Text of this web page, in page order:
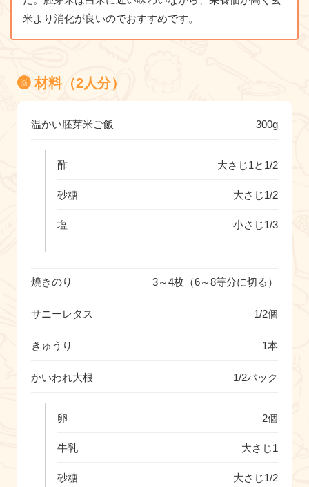
米より消化が良いのでおすすめです。
材料（2人分）
温かい胚芽米ご飯 300g
酢 大さじ1と1/2
砂糖 大さじ1/2
塩 小さじ1/3
焼きのり 3～4枚（6～8等分に切る）
サニーレタス 1/2個
きゅうり 1本
かいわれ大根 1/2パック
卵 2個
牛乳 大さじ1
砂糖 大さじ1/2